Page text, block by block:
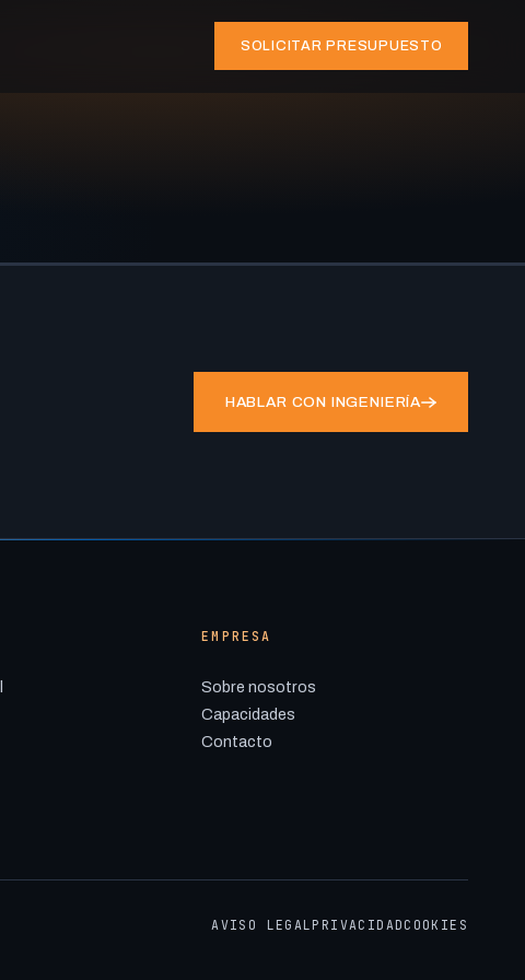
SOLICITAR PRESUPUESTO
HABLAR CON INGENIERÍA
EMPRESA
Sobre nosotros
Capacidades
Contacto
AVISO LEGAL PRIVACIDAD COOKIES